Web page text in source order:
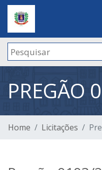
PREGÃO
Home Licitações